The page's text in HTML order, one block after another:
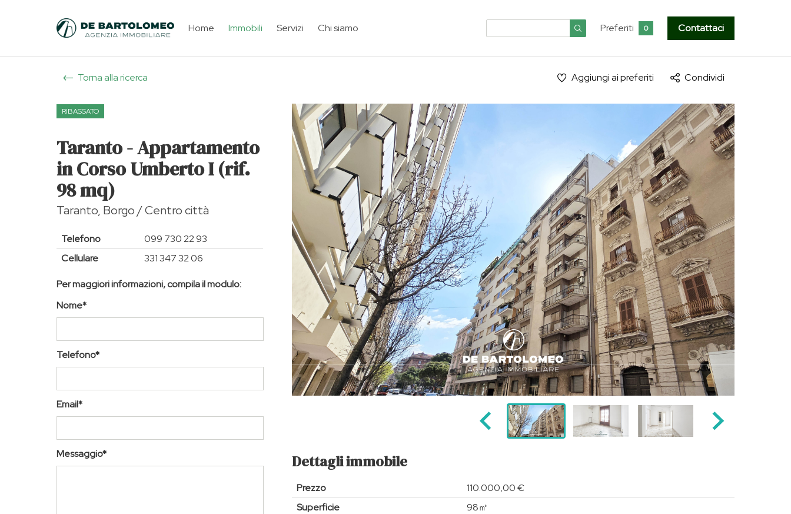
Home Immobili Servizi Chi siamo Preferiti 0 Contattaci
Torna alla ricerca Aggiungi ai preferiti Condividi
RIBASSATO
Taranto - Appartamento
in Corso Umberto I (rif.
98 mq)
Taranto, Borgo / Centro città
Telefono
099 730 22 93
Cellulare
331 347 32 06
Per maggiori informazioni, compila il modulo:
Nome*
Telefono*
Email*
Messaggio* Dettagli immobile
Prezzo
110.000,00 €
Superficie
98㎡